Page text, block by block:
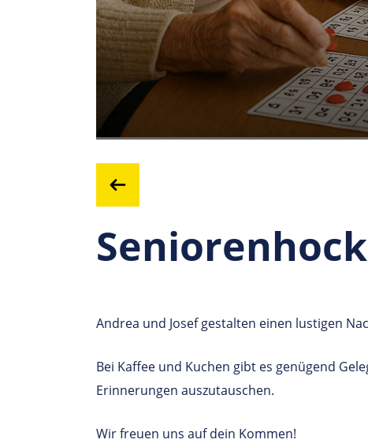
Andrea und Josef gestalten einen lustigen
Bei Kaffee und Kuchen gibt es genügend
Erinnerungen auszutauschen.
Wir freuen uns auf dein Kommen!